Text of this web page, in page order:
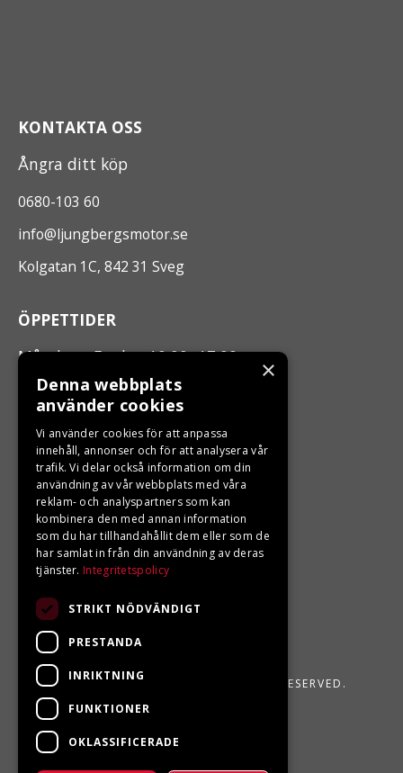
KONTAKTA OSS
Ångra ditt köp
0680-103 60
info@ljungbergsmotor.se
Kolgatan 1C, 842 31 Sveg
ÖPPETTIDER
Måndag - Fredag 10.00 -17.00
LJUNGBERGS MOTOR
Din BRP återförsäljare i Sveg!
LJUNGBERGS MOTOR 2026. ALL RIGHTS RESERVED.
POWERED BY EMPORI CMS
×
Denna webbplats
använder cookies
Vi använder cookies för att anpassa
innehåll, annonser och för att analysera vår
trafik. Vi delar också information om din
användning av vår webbplats med våra
reklam- och analyspartners som kan
kombinera den med annan information
som du har tillhandahållit dem eller som de
har samlat in från din användning av deras
tjänster. Integritetspolicy
STRIKT NÖDVÄNDIGT
PRESTANDA
INRIKTNING
FUNKTIONER
OKLASSIFICERADE